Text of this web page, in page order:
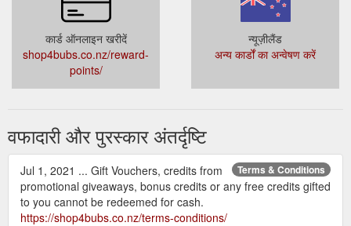
कार्ड ऑनलाइन खरीदें
shop4bubs.co.nz/reward-
points/
न्यूज़ीलैंड
अन्य कार्डों का अन्वेषण करें
वफादारी और पुरस्कार अंतर्दृष्टि
Terms & Conditions
Jul 1, 2021 ... Gift Vouchers, credits from
promotional giveaways, bonus credits or any free credits gifted
to you cannot be redeemed for cash.
https://shop4bubs.co.nz/terms-conditions/